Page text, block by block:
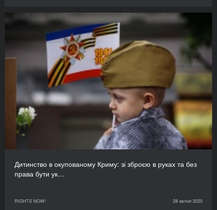
Дитинство в окупованому Криму: зі зброєю в руках та без
права бути ук…
RIGHTS NOW! 28 квітня 2020